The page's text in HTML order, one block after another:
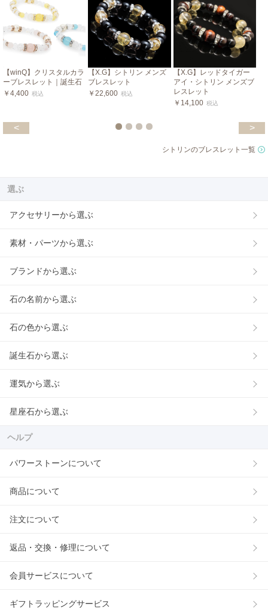
【winQ】クリスタルカラ
ーブレスレット｜誕生石
￥4,400 税込
【X.G】シトリン メンズ
ブレスレット
￥22,600 税込
【X.G】レッドタイガー
アイ・シトリン メンズブ
レスレット
￥14,100 税込
< >
シトリンのブレスレット一覧
選ぶ
アクセサリーから選ぶ
素材・パーツから選ぶ
ブランドから選ぶ
石の名前から選ぶ
石の色から選ぶ
誕生石から選ぶ
運気から選ぶ
星座石から選ぶ
ヘルプ
パワーストーンについて
商品について
注文について
返品・交換・修理について
会員サービスについて
ギフトラッピングサービス